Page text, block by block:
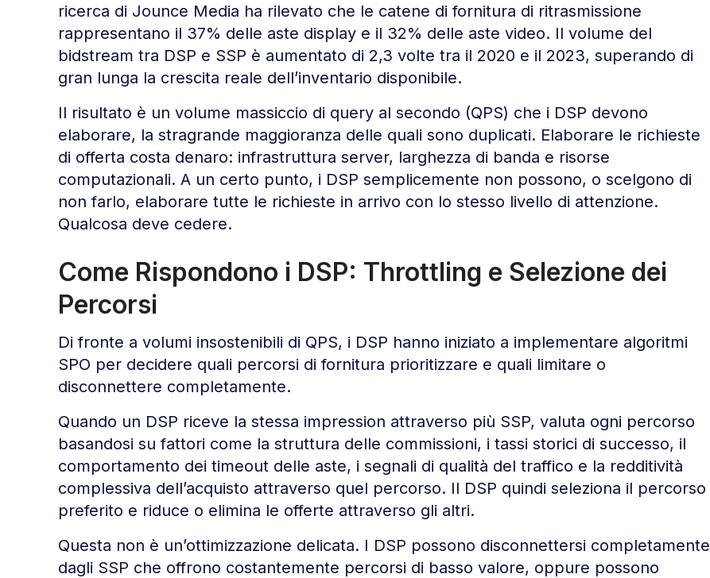
ricerca di Jounce Media ha rilevato che le catene di fornitura di ritrasmissione
rappresentano il 37% delle aste display e il 32% delle aste video. Il volume del
bidstream tra DSP e SSP è aumentato di 2,3 volte tra il 2020 e il 2023, superando di
gran lunga la crescita reale dell’inventario disponibile.
Il risultato è un volume massiccio di query al secondo (QPS) che i DSP devono
elaborare, la stragrande maggioranza delle quali sono duplicati. Elaborare le richieste
di offerta costa denaro: infrastruttura server, larghezza di banda e risorse
computazionali. A un certo punto, i DSP semplicemente non possono, o scelgono di
non farlo, elaborare tutte le richieste in arrivo con lo stesso livello di attenzione.
Qualcosa deve cedere.
Come Rispondono i DSP: Throttling e Selezione dei
Percorsi
Di fronte a volumi insostenibili di QPS, i DSP hanno iniziato a implementare algoritmi
SPO per decidere quali percorsi di fornitura prioritizzare e quali limitare o
disconnettere completamente.
Quando un DSP riceve la stessa impression attraverso più SSP, valuta ogni percorso
basandosi su fattori come la struttura delle commissioni, i tassi storici di successo, il
comportamento dei timeout delle aste, i segnali di qualità del traffico e la redditività
complessiva dell’acquisto attraverso quel percorso. Il DSP quindi seleziona il percorso
preferito e riduce o elimina le offerte attraverso gli altri.
Questa non è un’ottimizzazione delicata. I DSP possono disconnettersi completamente
dagli SSP che offrono costantemente percorsi di basso valore, oppure possono